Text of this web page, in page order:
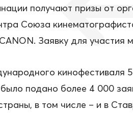
получают призы от
Союза
Заявку для участия
кинофестиваля 5
подано более 4 000
в том числе – и в